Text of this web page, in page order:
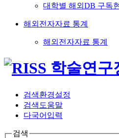
대학별 해외DB 구독
해외전자자료 통계
해외전자자료 통계
검색환경설정
검색도움말
다국어입력
검색